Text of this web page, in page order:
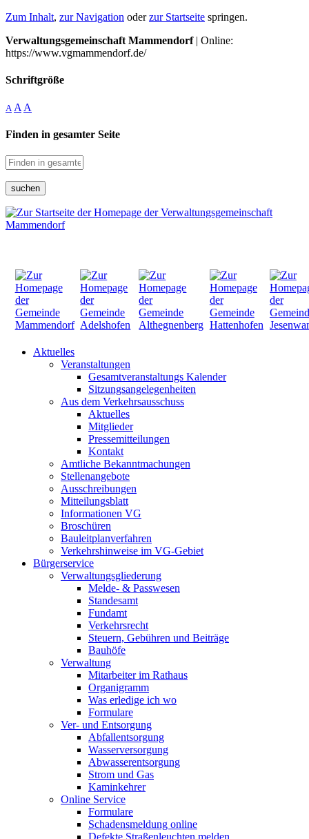
Zum Inhalt, zur Navigation oderzur Startseite springen.
Verwaltungsgemeinschaft Mammendorf| Online:
https://www.vgmammendorf.de/
Schriftgröße
A A A
Finden in gesamter Seite
suchen
Aktuelles
Veranstaltungen
Gesamtveranstaltungs Kalender
Sitzungsangelegenheiten
Aus dem Verkehrsausschuss
Aktuelles
Mitglieder
Pressemitteilungen
Kontakt
Amtliche Bekanntmachungen
Stellenangebote
Ausschreibungen
Mitteilungsblatt
Informationen VG
Broschüren
Bauleitplanverfahren
Verkehrshinweise im VG-Gebiet
Bürgerservice
Verwaltungsgliederung
Melde- & Passwesen
Standesamt
Fundamt
Verkehrsrecht
Steuern, Gebühren und Beiträge
Bauhöfe
Verwaltung
Mitarbeiter im Rathaus
Organigramm
Was erledige ich wo
Formulare
Ver- und Entsorgung
Abfallentsorgung
Wasserversorgung
Abwasserentsorgung
Strom und Gas
Kaminkehrer
Online Service
Formulare
Schadensmeldung online
Defekte Straßenleuchten melden